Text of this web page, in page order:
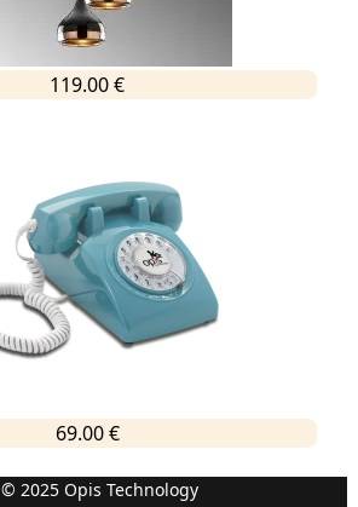
119.00 €
69.00 €
© 2025 Opis Technology